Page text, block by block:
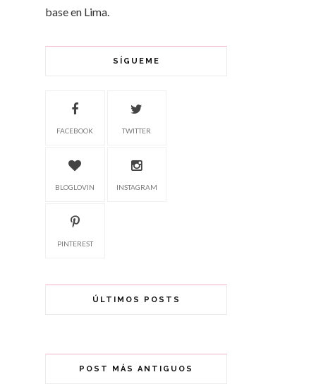
base en Lima.
SÍGUEME
FACEBOOK TWITTER
BLOGLOVIN INSTAGRAM
PINTEREST
ÚLTIMOS POSTS
POST MÁS ANTIGUOS